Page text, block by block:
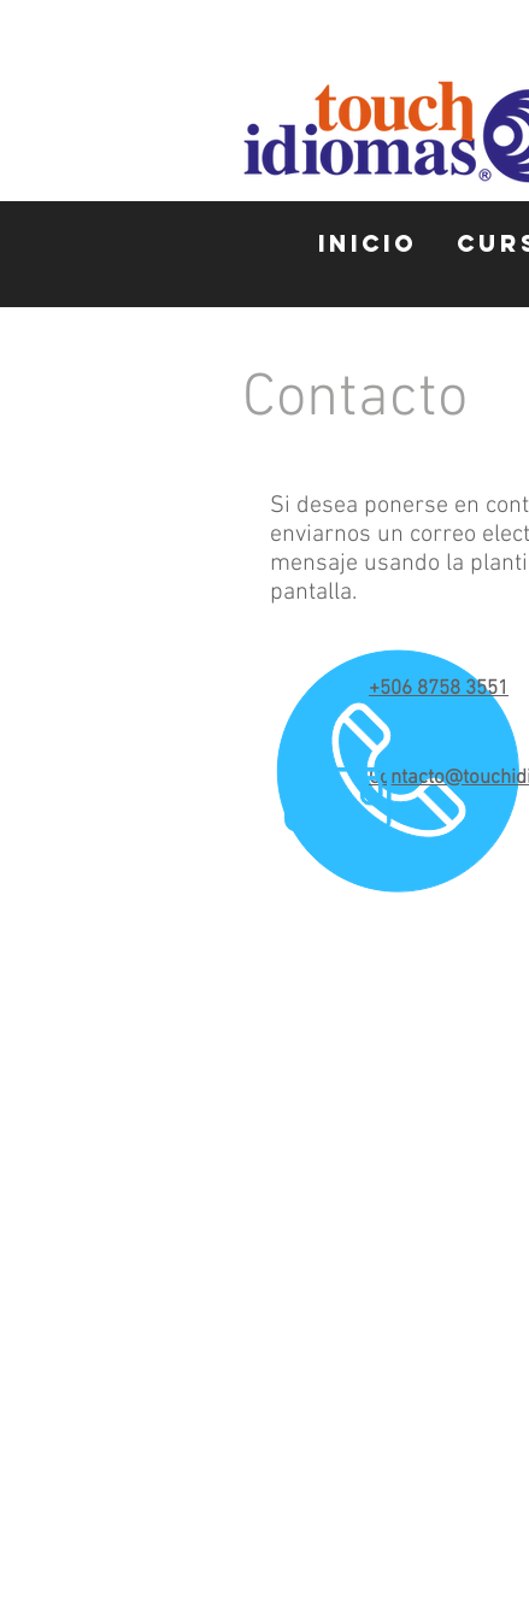
INICIO
Contacto
Si desea ponerse en
enviarnos un correo
mensaje usando la
pantalla.
+506 8758 3551